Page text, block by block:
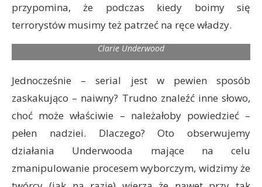
przypomina, że podczas kiedy boimy się
terrorystów musimy też patrzeć na ręce władzy.
Zwierz musi przyznać – poza wnikliwymi obserwacjami na
temat politycznych i społecznych aspektów serialu zwierz
Clarie Underwood
Jednocześnie – serial jest w pewien sposób
zaskakująco – naiwny? Trudno znaleźć inne słowo,
choć może właściwie – należałoby powiedzieć –
pełen nadziei. Dlaczego? Oto obserwujemy
działania Underwooda mające na celu
zmanipulowanie procesem wyborczym, widzimy że